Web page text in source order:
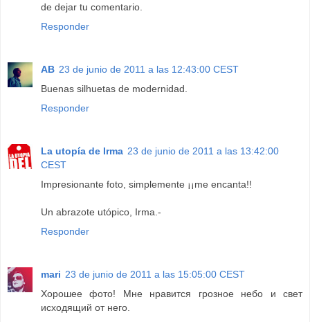
de dejar tu comentario.
Responder
AB 23 de junio de 2011 a las 12:43:00 CEST
Buenas silhuetas de modernidad.
Responder
La utopía de Irma 23 de junio de 2011 a las 13:42:00
CEST
Impresionante foto, simplemente ¡¡me encanta!!
Un abrazote utópico, Irma.-
Responder
mari 23 de junio de 2011 a las 15:05:00 CEST
Хорошее фото! Мне нравится грозное небо и свет
исходящий от него.